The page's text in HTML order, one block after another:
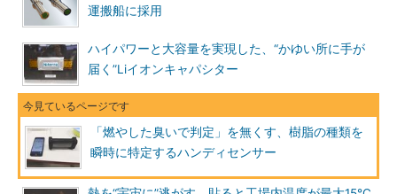
運搬船に採用
ハイパワーと大容量を実現した、“かゆい所に手が
届く”Liイオンキャパシター
「燃やした臭いで判定」を無くす、樹脂の種類を
瞬時に特定するハンディセンサー